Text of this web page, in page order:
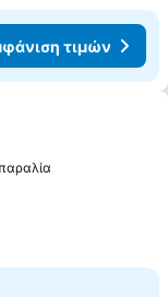
τιμών
αγαπημένα